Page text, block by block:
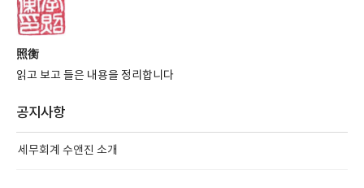
照衡
읽고 보고 들은 내용을 정리합니다
공지사항
세무회계 수앤진 소개